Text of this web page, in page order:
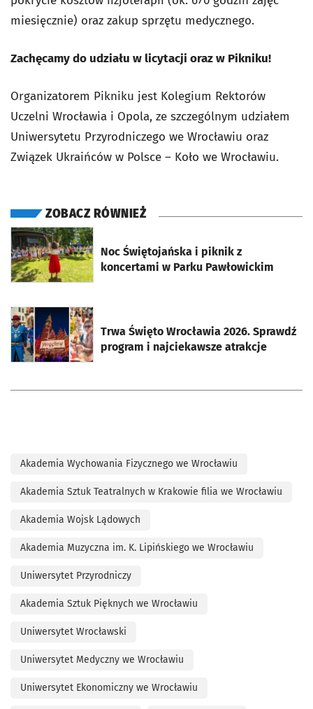
miesięcznie) oraz zakup sprzętu medycznego.
Zachęcamy do udziału w licytacji oraz w Pikniku!
Organizatorem Pikniku jest Kolegium Rektorów
Uczelni Wrocławia i Opola, ze szczególnym udziałem
Uniwersytetu Przyrodniczego we Wrocławiu oraz
Związek Ukraińców w Polsce – Koło we Wrocławiu.
ZOBACZ RÓWNIEŻ
Noc Świętojańska i piknik z
koncertami w Parku Pawłowickim
otworzy się w nowej karcie
Trwa Święto Wrocławia 2026. Sprawdź
program i najciekawsze atrakcje
otworzy się w nowej karcie
Akademia Wychowania Fizycznego we Wrocławiu
Akademia Sztuk Teatralnych w Krakowie filia we Wrocławiu
Akademia Wojsk Lądowych
Akademia Muzyczna im. K. Lipińskiego we Wrocławiu
Uniwersytet Przyrodniczy
Akademia Sztuk Pięknych we Wrocławiu
Uniwersytet Wrocławski
Uniwersytet Medyczny we Wrocławiu
Uniwersytet Ekonomiczny we Wrocławiu